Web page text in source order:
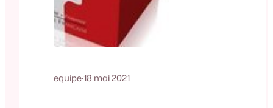
equipe·18 mai 2021